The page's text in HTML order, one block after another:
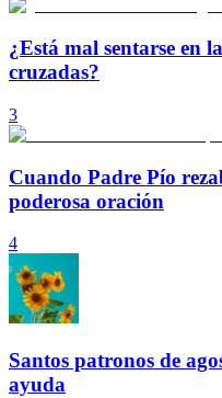
¿Está mal sentarse en
cruzadas?
3
Cuando Padre Pío
poderosa oración
4
Santos patronos de
ayuda